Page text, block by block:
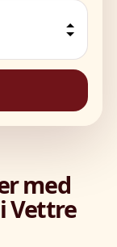
med
Vettre